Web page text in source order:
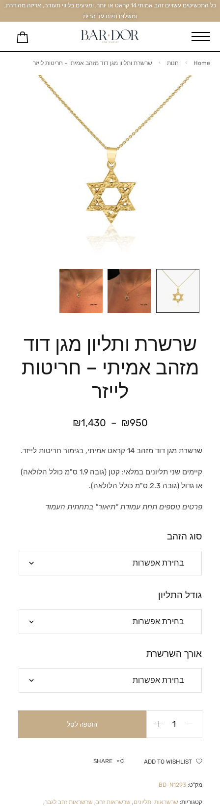
כל התכשיטים עשויים זהב אמיתי 14 קראט או יותר, ומגיעים בליווי תעודה, אריזה מהודרת,
ומשלוח חינם עד הבית
Home חנות שרשרת ותליון מגן דוד מזהב אמיתי – חריטות לייזר
שרשרת ותליון מגן דוד
מזהב אמיתי – חריטות
לייזר
₪950
–
₪1,430
שרשרת מגן דוד מזהב 14 קראט אמיתי, בגימור חריטות לייזר.
קיימים שני תליונים במלאי: קטן (גובה 1.9 ס"מ כולל הלולאה)
או גדול (גובה 2.3 ס"מ כולל הלולאה).
פרטים נוספים תחת עמודת "תיאור" בתחתית העמוד
סוג הזהב
גודל התליון
אורך השרשרת
הוספה לסל
ADD TO WISHLIST
SHARE
מק"ט:BD-N1293
קטגוריות: שרשראות ותליונים, שרשראות זהב, שרשראות זהב לגבר,